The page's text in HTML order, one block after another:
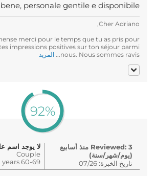
personale gentile e disponibile
Cher Adriano,
merci pour le temps que tu as pris pour
impressions positives sur ton séjour parmi
nous. Nous sommes ravis...
المزيد
92%
لا يوجد اسم
Couple
60-69 years
Reviewed: 3 منذ أسابيع
(يوم/شهر/سنة)
تاريخ الخبرة: 07/26